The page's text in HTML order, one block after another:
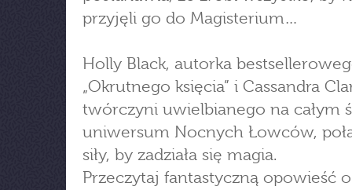
przyjęli go do Magisterium…
Holly Black, autorka
„Okrutnego księcia” i Cassandra
twórczyni uwielbianego na całym
uniwersum Nocnych Łowców,
siły, by zadziała się magia.
Przeczytaj fantastyczną opowieść o